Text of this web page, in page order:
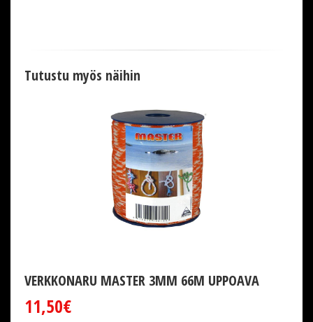
Tutustu myös näihin
VERKKONARU MASTER 3MM 66M UPPOAVA
11,50€